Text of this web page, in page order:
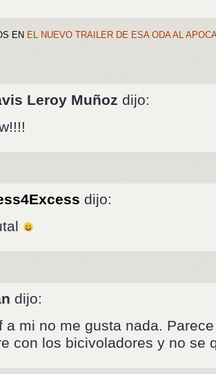
EN EL NUEVO TRAILER DE ESA ODA AL
Leroy Muñoz dijo:
dijo:
dijo:
a mi no me gusta nada.
con los bicivoladores y no se